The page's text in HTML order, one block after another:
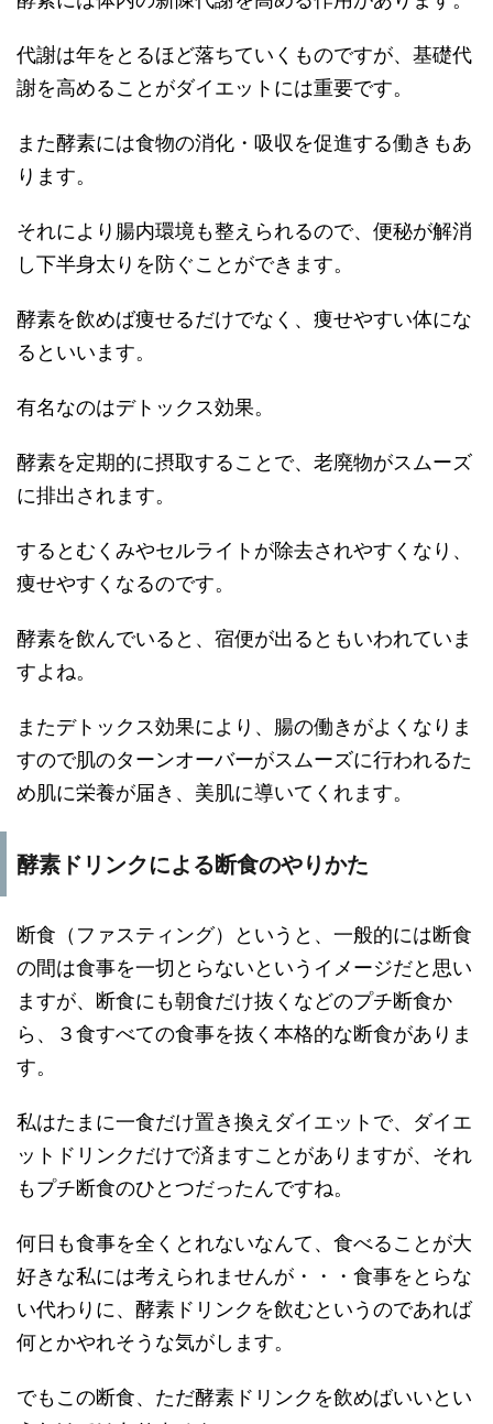
代謝は年をとるほど落ちていくものですが、基礎代
謝を高めることがダイエットには重要です。
また酵素には食物の消化・吸収を促進する働きもあ
ります。
それにより腸内環境も整えられるので、便秘が解消
し下半身太りを防ぐことができます。
酵素を飲めば痩せるだけでなく、痩せやすい体にな
るといいます。
有名なのはデトックス効果。
酵素を定期的に摂取することで、老廃物がスムーズ
に排出されます。
するとむくみやセルライトが除去されやすくなり、
痩せやすくなるのです。
酵素を飲んでいると、宿便が出るともいわれていま
すよね。
またデトックス効果により、腸の働きがよくなりま
すので肌のターンオーバーがスムーズに行われるた
め肌に栄養が届き、美肌に導いてくれます。
酵素ドリンクによる断食のやりかた
断食（ファスティング）というと、一般的には断食
の間は食事を一切とらないというイメージだと思い
ますが、断食にも朝食だけ抜くなどのプチ断食か
ら、３食すべての食事を抜く本格的な断食がありま
す。
私はたまに一食だけ置き換えダイエットで、ダイエ
ットドリンクだけで済ますことがありますが、それ
もプチ断食のひとつだったんですね。
何日も食事を全くとれないなんて、食べることが大
好きな私には考えられませんが・・・食事をとらな
い代わりに、酵素ドリンクを飲むというのであれば
何とかやれそうな気がします。
でもこの断食、ただ酵素ドリンクを飲めばいいとい